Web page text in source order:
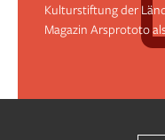
Kulturstiftung der
Magazin Arsprototo